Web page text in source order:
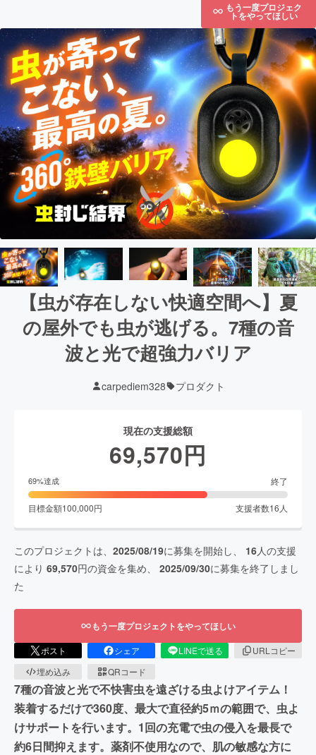
もう一度プロジェク
トをやってほしい
【虫が存在しない快適空間へ】夏
の屋外でも虫が逃げる。7種の音
波と光で超強力バリア
carpediem328 プロダクト
現在の支援総額
69,570円
69%達成 終了
目標金額100,000円 支援者数16 人
このプロジェクトは、 2025/08/19に募集を開始し、 16人の支援
により 69,570円の資金を集め、 2025/09/30に募集を終了しまし
た
もう一度プロジェクトをやってほしい
ポスト シェア LINEで送る
URLコピー
埋め込み
QRコード
7種の音波と光で不快害虫を遠ざける虫よけアイテム！
装着するだけで360度、最大で直径約5ｍの範囲で、虫よ
けサポートを行います。1回の充電で虫の侵入を最長で
約6日間抑えます。薬剤不使用なので、肌の敏感な方に